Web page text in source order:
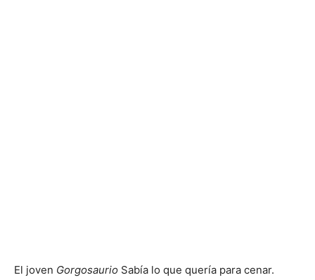
El joven Gorgosaurio Sabía lo que quería para cenar.